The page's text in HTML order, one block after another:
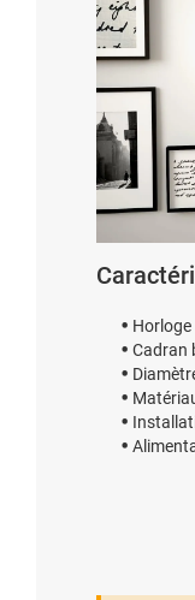
Cadran